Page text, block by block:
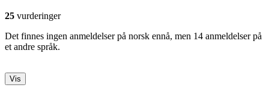
25 vurderinger
Det finnes ingen anmeldelser på norsk ennå, men 14 anmeldelser på
et andre språk.
Vis